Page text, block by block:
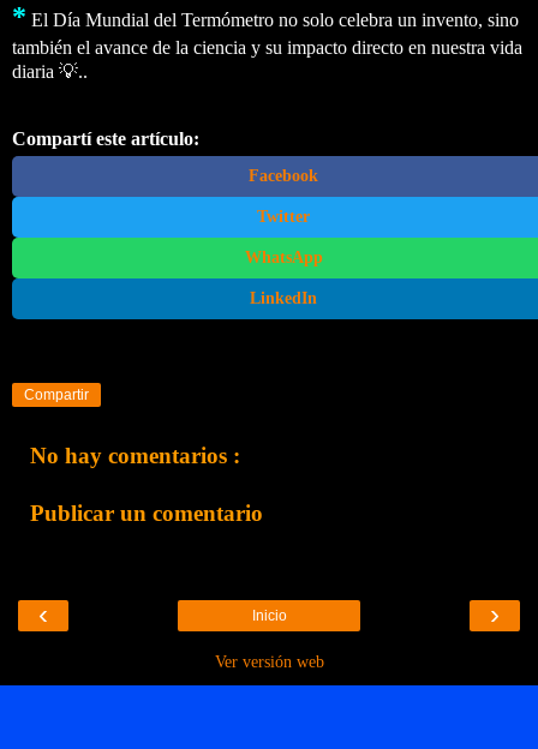
* El Día Mundial del Termómetro no solo celebra un invento, sino
también el avance de la ciencia y su impacto directo en nuestra vida
diaria 💡..
Compartí este artículo:
Facebook
Twitter
WhatsApp
LinkedIn
Compartir
No hay comentarios :
Publicar un comentario
‹ ›
Inicio
Ver versión web